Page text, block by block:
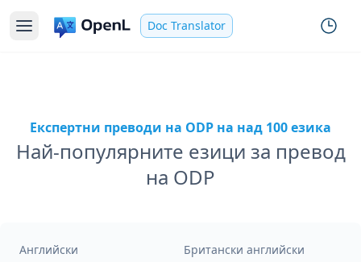
Doc Translator
Експертни преводи на ODP на над 100 езика
Най-популярните езици за превод
на ODP
Английски
Британски английски